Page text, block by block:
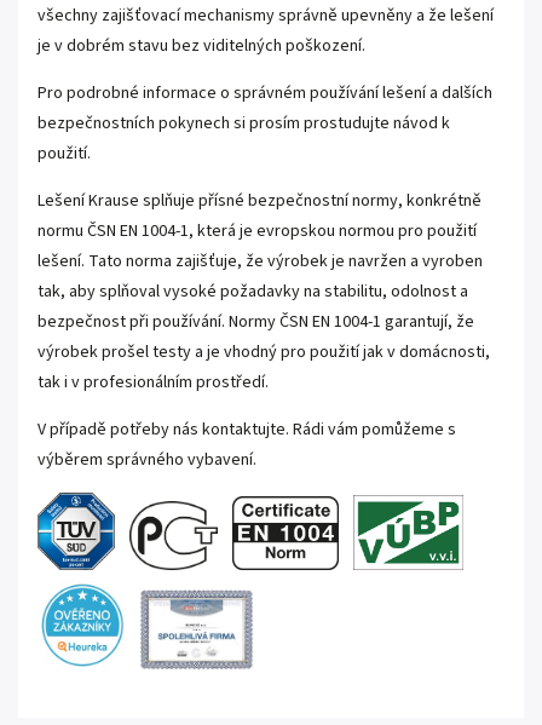
všechny zajišťovací mechanismy správně upevněny a že lešení
je v dobrém stavu bez viditelných poškození.
Pro podrobné informace o správném používání lešení a dalších
bezpečnostních pokynech si prosím prostudujte návod k
použití.
Lešení Krause splňuje přísné bezpečnostní normy, konkrétně
normu ČSN EN 1004-1, která je evropskou normou pro použití
lešení. Tato norma zajišťuje, že výrobek je navržen a vyroben
tak, aby splňoval vysoké požadavky na stabilitu, odolnost a
bezpečnost při používání. Normy ČSN EN 1004-1 garantují, že
výrobek prošel testy a je vhodný pro použití jak v domácnosti,
tak i v profesionálním prostředí.
V případě potřeby nás kontaktujte. Rádi vám pomůžeme s
výběrem správného vybavení.